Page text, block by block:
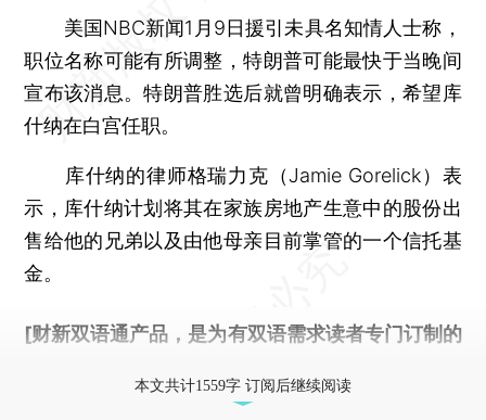
美国NBC新闻1月9日援引未具名知情人士称，
职位名称可能有所调整，特朗普可能最快于当晚间
宣布该消息。特朗普胜选后就曾明确表示，希望库
什纳在白宫任职。
库什纳的律师格瑞力克（Jamie Gorelick）表
示，库什纳计划将其在家族房地产生意中的股份出
售给他的兄弟以及由他母亲目前掌管的一个信托基
金。
[财新双语通产品，是为有双语需求读者专门订制的
本文共计1559字 订阅后继续阅读